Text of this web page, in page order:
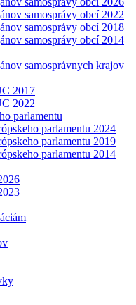
samosprávy obcí 2022
samosprávy obcí 2018
samosprávy obcí 2014
samosprávnych krajov
2017
2022
parlamentu
parlamentu 2024
parlamentu 2019
parlamentu 2014